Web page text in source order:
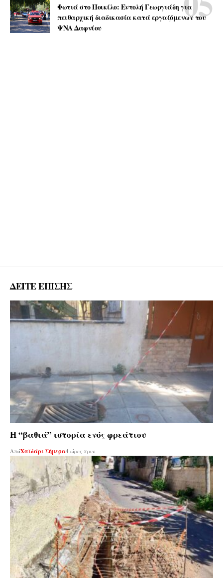
Φωτιά στο Ποικίλο: Εντολή Γεωργιάδη για
πειθαρχική διαδικασία κατά εργαζόμενων του
ΨΝΑ Δαφνίου
ΔΕΙΤΕ ΕΠΙΣΗΣ
Η “βαθιά” ιστορία ενός φρεάτιου
ΑπόΧαϊδάρι Σήμερα4 ώρες πριν